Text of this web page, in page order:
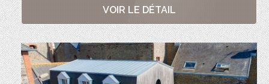
VOIR LE DÉTAIL